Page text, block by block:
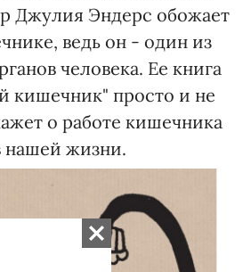
Джулия Эндерс обожает
ведь он - один из
человека. Ее книга
кишечник" просто и не
о работе кишечника
нашей жизни.